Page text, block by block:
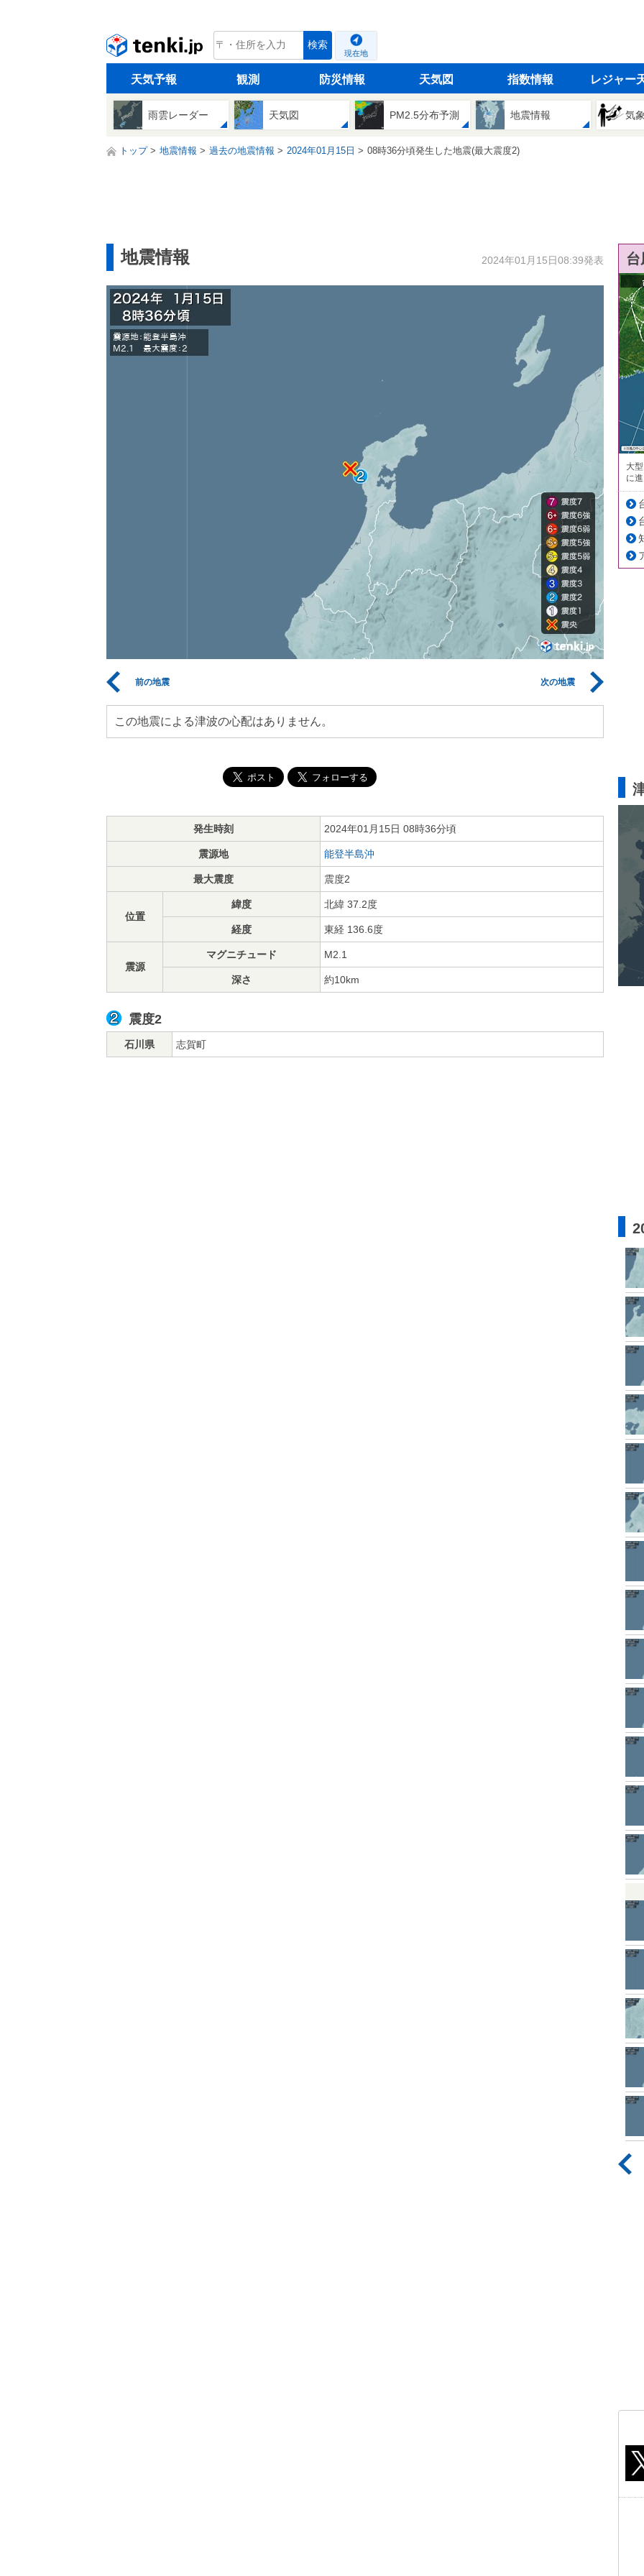
tenki.jp 検索
現在地
天気予報 観測 防災情報 天気図 指数情報 レジャー
雨雲レーダー 天気図 PM2.5分布予測 地震情報 気
トップ 地震情報 過去の地震情報 2024年01月15日 08時36分頃発生した地震(最大震度2)
地震情報 2024年01月15日08:39発表
前の地震 次の地震
この地震による津波の心配はありません。
発生時刻 2024年01月15日 08時36分頃
震源地 能登半島沖
最大震度 震度2
位置
緯度 北緯 37.2度
経度 東経 136.6度
震源
マグニチュード M2.1
深さ 約10km
震度2
石川県 志賀町
大
に